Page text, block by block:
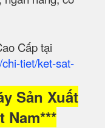
Cấp tại
tiet/ket-sat-
Sản Xuất
Nam***